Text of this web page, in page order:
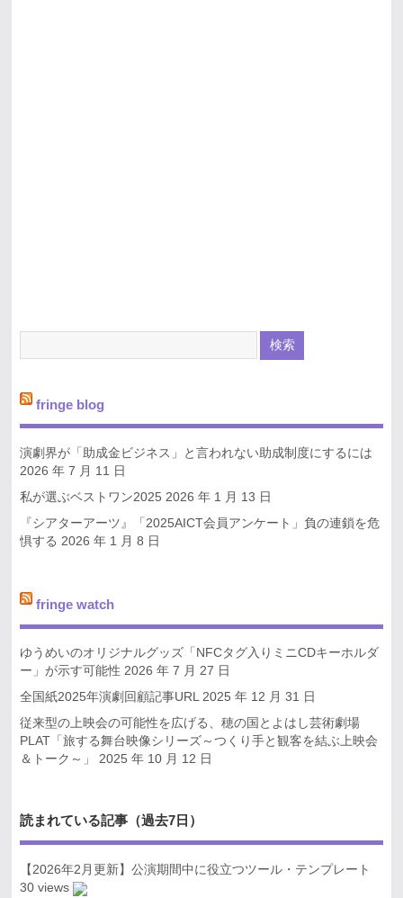
fringe blog
演劇界が「助成金ビジネス」と言われない助成制度にするには
2026 年 7 月 11 日
私が選ぶベストワン2025 2026 年 1 月 13 日
『シアターアーツ』「2025AICT会員アンケート」負の連鎖を危
惧する 2026 年 1 月 8 日
fringe watch
ゆうめいのオリジナルグッズ「NFCタグ入りミニCDキーホルダ
ー」が示す可能性 2026 年 7 月 27 日
全国紙2025年演劇回顧記事URL 2025 年 12 月 31 日
従来型の上映会の可能性を広げる、穂の国とよはし芸術劇場
PLAT「旅する舞台映像シリーズ～つくり手と観客を結ぶ上映会
＆トーク～」
2025 年 10 月 12 日
読まれている記事（過去7日）
【2026年2月更新】公演期間中に役立つツール・テンプレート
30 views